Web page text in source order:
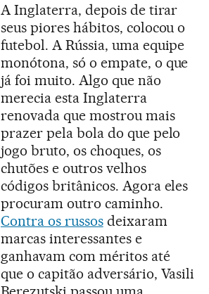
A Inglaterra, depois de tirar
seus piores hábitos, colocou o
futebol. A Rússia, uma equipe
monótona, só o empate, o que
já foi muito. Algo que não
merecia esta Inglaterra
renovada que mostrou mais
prazer pela bola do que pelo
jogo bruto, os choques, os
chutões e outros velhos
códigos britânicos. Agora eles
procuram outro caminho.
Contra os russosdeixaram
marcas interessantes e
ganhavam com méritos até
que o capitão adversário, Vasili